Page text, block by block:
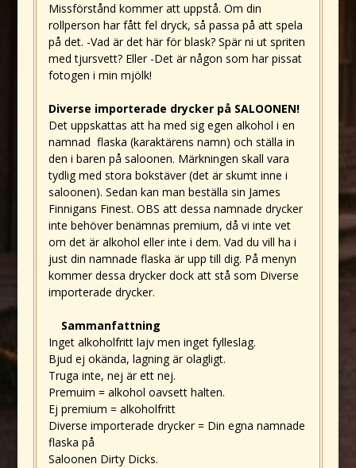
Missförstånd kommer att uppstå. Om din
rollperson har fått fel dryck, så passa på att spela
på det. -Vad är det här för blask? Spär ni ut spriten
med tjursvett? Eller -Det är någon som har pissat
fotogen i min mjölk!
Diverse importerade drycker på SALOONEN!
Det uppskattas att ha med sig egen alkohol i en
namnad flaska (karaktärens namn) och ställa in
den i baren på saloonen. Märkningen skall vara
tydlig med stora bokstäver (det är skumt inne i
saloonen). Sedan kan man beställa sin James
Finnigans Finest. OBS att dessa namnade drycker
inte behöver benämnas premium, då vi inte vet
om det är alkohol eller inte i dem. Vad du vill ha i
just din namnade flaska är upp till dig. På menyn
kommer dessa drycker dock att stå som Diverse
importerade drycker.
Sammanfattning
Inget alkoholfritt lajv men inget fylleslag.
Bjud ej okända, lagning är olagligt.
Truga inte, nej är ett nej.
Premuim = alkohol oavsett halten.
Ej premium = alkoholfritt
Diverse importerade drycker = Din egna namnade
flaska på
Saloonen Dirty Dicks.